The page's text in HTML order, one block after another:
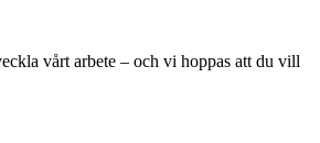
vårt arbete – och vi hoppas att du vill